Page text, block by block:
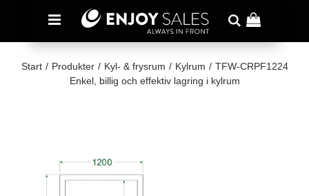
Start / Produkter / Kyl- & frysrum / Kylrum / TFW-CRPF1224
Enkel, billig och effektiv lagring i kylrum